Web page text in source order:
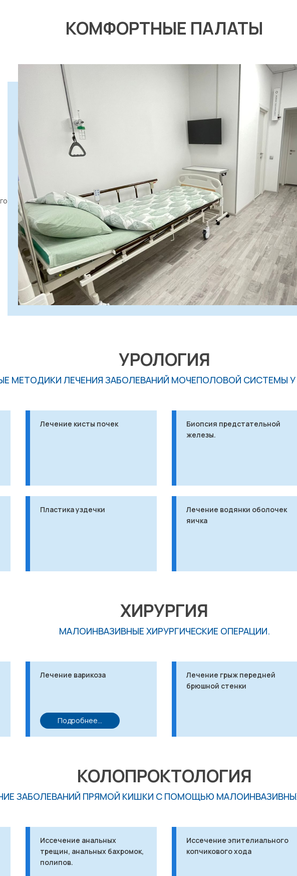
КОМФОРТНЫЕ ПАЛАТЫ
УРОЛОГИЯ
МЕТОДИКИ ЛЕЧЕНИЯ ЗАБОЛЕВАНИЙ МОЧЕПОЛОВОЙ СИСТЕМЫ
Лечение кисты почек
Биопсия предстательной
железы.
Пластика уздечки
Лечение водянки оболочек
яичка
ХИРУРГИЯ
МАЛОИНВАЗИВНЫЕ ХИРУРГИЧЕСКИЕ ОПЕРАЦИИ.
Лечение варикоза
Подробнее...
Лечение грыж передней
брюшной стенки
КОЛОПРОКТОЛОГИЯ
ЗАБОЛЕВАНИЙ ПРЯМОЙ КИШКИ С ПОМОЩЬЮ
Иссечение анальных
трещин, анальных бахромок,
полипов.
Иссечение эпителиального
копчикового хода